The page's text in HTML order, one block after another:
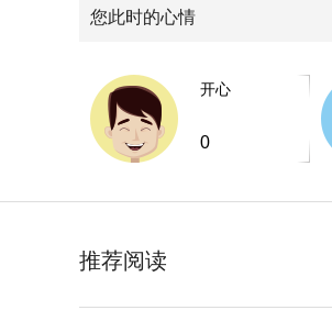
您此时的心情
开心
0
推荐阅读